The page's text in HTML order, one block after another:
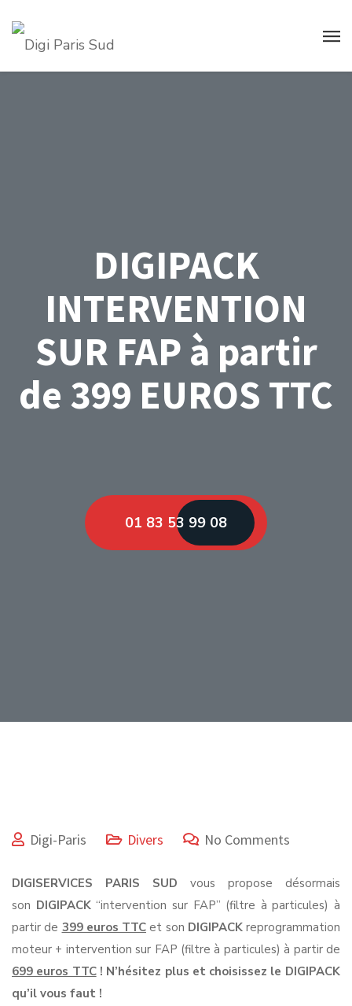
DIGIPACK
INTERVENTION
SUR FAP à partir
de 399 EUROS TTC
01 83 53 99 08
Digi-Paris Divers No Comments
DIGISERVICES PARIS SUD vous propose désormais
son DIGIPACK“intervention sur FAP” (filtre à particules) à
partir de 399 euros TTC et son DIGIPACKreprogrammation
moteur + intervention sur FAP (filtre à particules) à partir de
699 euros TTC! N’hésitez plus et choisissez le DIGIPACK
qu’il vous faut !